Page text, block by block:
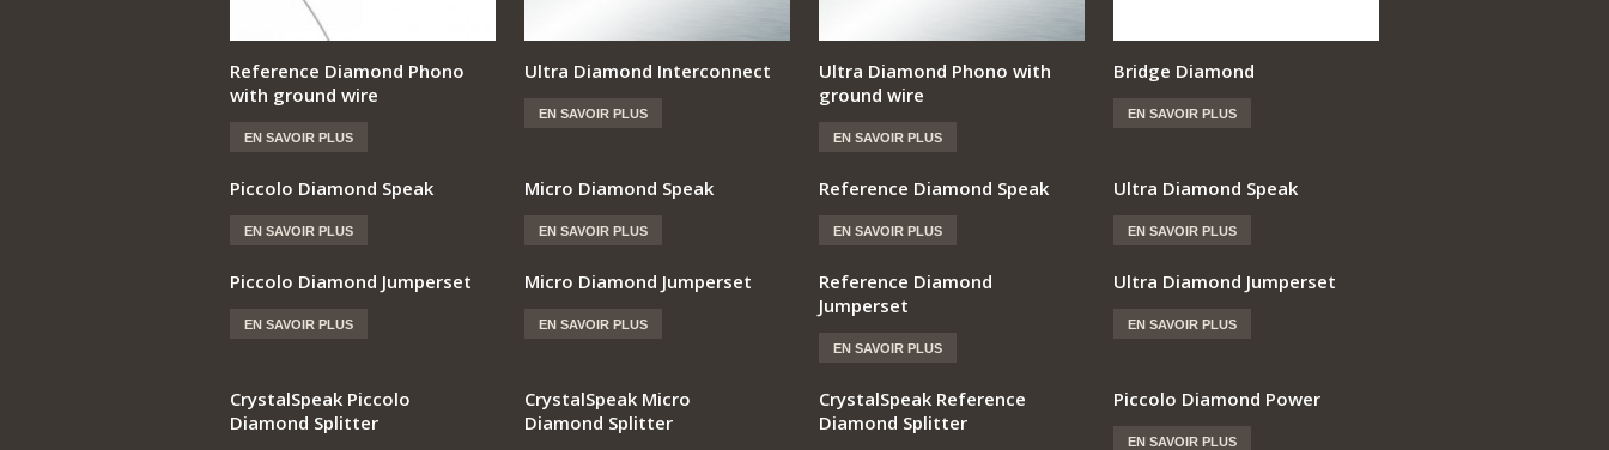
Reference Diamond Phono
with ground wire
EN SAVOIR PLUS
Ultra Diamond Interconnect
EN SAVOIR PLUS
Ultra Diamond Phono with
ground wire
EN SAVOIR PLUS
Bridge Diamond
EN SAVOIR PLUS
Piccolo Diamond Speak
EN SAVOIR PLUS
Micro Diamond Speak
EN SAVOIR PLUS
Reference Diamond Speak
EN SAVOIR PLUS
Ultra Diamond Speak
EN SAVOIR PLUS
Piccolo Diamond Jumperset
EN SAVOIR PLUS
Micro Diamond Jumperset
EN SAVOIR PLUS
Reference Diamond
Jumperset
EN SAVOIR PLUS
Ultra Diamond Jumperset
EN SAVOIR PLUS
CrystalSpeak Piccolo
Diamond Splitter
CrystalSpeak Micro
Diamond Splitter
CrystalSpeak Reference
Diamond Splitter
Piccolo Diamond Power
EN SAVOIR PLUS